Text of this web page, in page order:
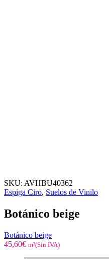
SKU: AVHBU40362
Espiga Ciro, Suelos de Vinilo
Botánico beige
Botánico beige
45,60€ m²(Sin IVA)